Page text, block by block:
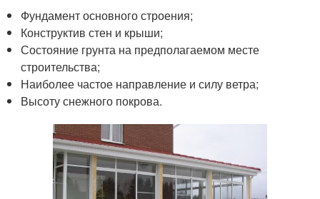
Фундамент основного строения;
Конструктив стен и крыши;
Состояние грунта на предполагаемом месте
строительства;
Наиболее частое направление и силу ветра;
Высоту снежного покрова.